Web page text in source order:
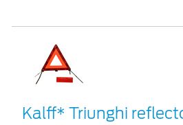
Kalff* Triunghi